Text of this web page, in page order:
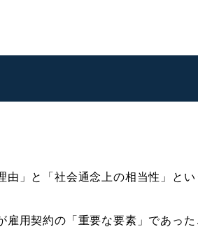
」と「社会通念上の相当性」と
用契約の「重要な要素」であっ